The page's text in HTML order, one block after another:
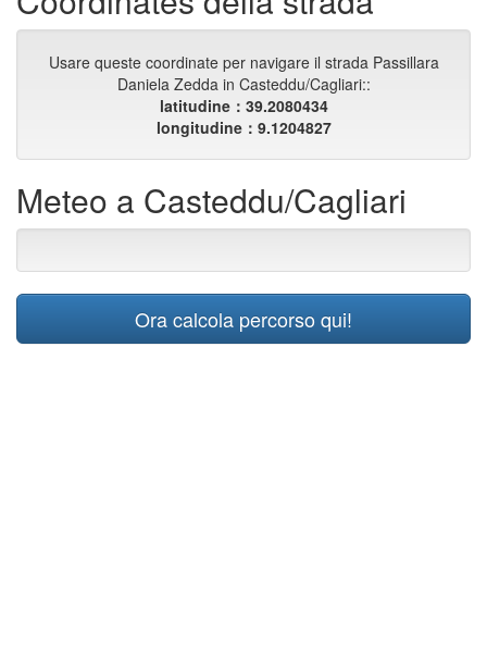
Usare queste coordinate per navigare il strada Passillara
Daniela Zedda in Casteddu/Cagliari::
latitudine：39.2080434
longitudine：9.1204827
Meteo a Casteddu/Cagliari
Ora calcola percorso qui!